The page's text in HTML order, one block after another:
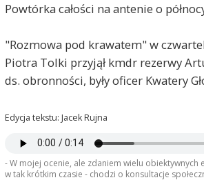
Powtórka całości na antenie o
"Rozmowa pod krawatem" w
Piotra Tolki przyjął kmdr rezerwy
ds. obronności, były oficer Kwatery
Edycja tekstu: Jacek Rujna
- W mojej ocenie, ale zdaniem wielu obiektywnych
w tak krótkim czasie - chodzi o konsultacje